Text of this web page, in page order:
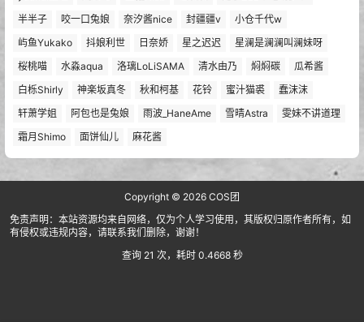
半半子
咬一口兔娘 奈汐酱nice 封疆疆v
小仓千代w
屿鱼Yukako
抖娘利世 日奈娇 星之迟迟
星澜是澜澜叫澜妹呀
桜桃喵
水淼aqua 洛璃LoLiSAMA 清水由乃 焖焖碳
瓜希酱
白栎Shirly
神楽坂真冬 秋和柯基 花铃 蜜汁猫裘
蠢沫沫
轩萧学姐
阿包也是兔娘 雨波_HaneAme 雪晴Astra
雯妹不讲道理
霜月Shimo
面饼仙儿 麻花酱
Copyright © 2026 COS团
免责声明：本站资源均来自网络，仅为个人学习使用，其版权归原作者所有，如
有侵权或违规内容，请联系我们删除，谢谢！
查询 21 次，耗时 0.4668 秒